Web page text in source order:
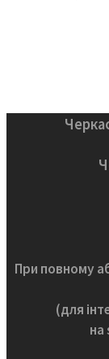
При повному
(для
на